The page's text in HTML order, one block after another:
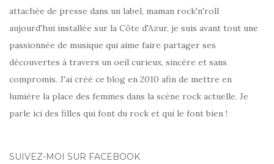
attachée de presse dans un label, maman rock'n'roll
aujourd'hui installée sur la Côte d'Azur, je suis avant tout une
passionnée de musique qui aime faire partager ses
découvertes à travers un oeil curieux, sincère et sans
compromis. J'ai créé ce blog en 2010 afin de mettre en
lumière la place des femmes dans la scène rock actuelle. Je
parle ici des filles qui font du rock et qui le font bien !
SUIVEZ-MOI SUR FACEBOOK